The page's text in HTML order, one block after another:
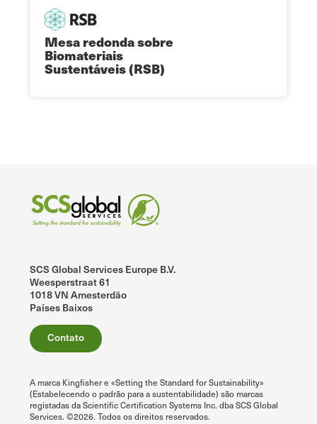
Mesa redonda sobre
Biomateriais
Sustentáveis (RSB)
SCS Global Services Europe B.V.
Weesperstraat 61
1018 VN Amesterdão
Países Baixos
Contato
A marca Kingfisher e «Setting the Standard for Sustainability»
(Estabelecendo o padrão para a sustentabilidade) são marcas
registadas da Scientific Certification Systems Inc. dba SCS Global
Services. ©2026. Todos os direitos reservados.